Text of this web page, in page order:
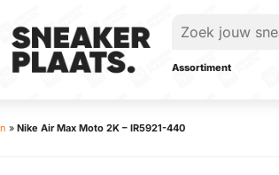
Assortiment
» Nike Air Max Moto 2K – IR5921-440